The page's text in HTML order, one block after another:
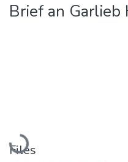
Brief an Garlieb
Loading...
Files